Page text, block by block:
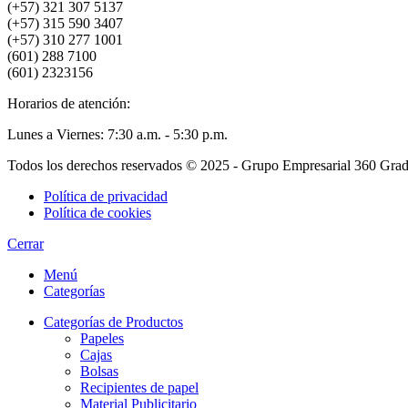
(+57) 321 307 5137
(+57) 315 590 3407
(+57) 310 277 1001
(601) 288 7100
(601) 2323156
Horarios de atención:
Lunes a Viernes: 7:30 a.m. - 5:30 p.m.
Todos los derechos reservados © 2025 - Grupo Empresarial 360
Política de privacidad
Política de cookies
Cerrar
Menú
Categorías
Categorías de Productos
Papeles
Cajas
Bolsas
Recipientes de papel
Material Publicitario